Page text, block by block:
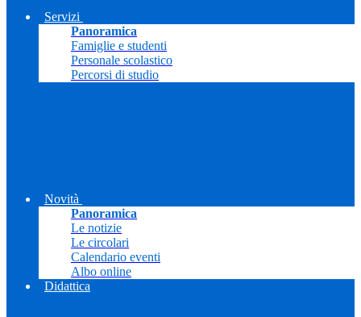
Servizi
Panoramica
Famiglie e studenti
Personale scolastico
Percorsi di studio
Novità
Panoramica
Le notizie
Le circolari
Calendario eventi
Albo online
Didattica